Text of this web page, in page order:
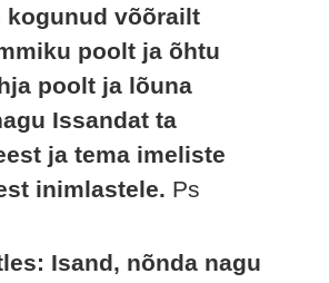
kogunud võõrailt
poolt ja õhtu
poolt ja lõuna
Issandat ta
ja tema imeliste
inimlastele. Ps
Isand, nõnda nagu